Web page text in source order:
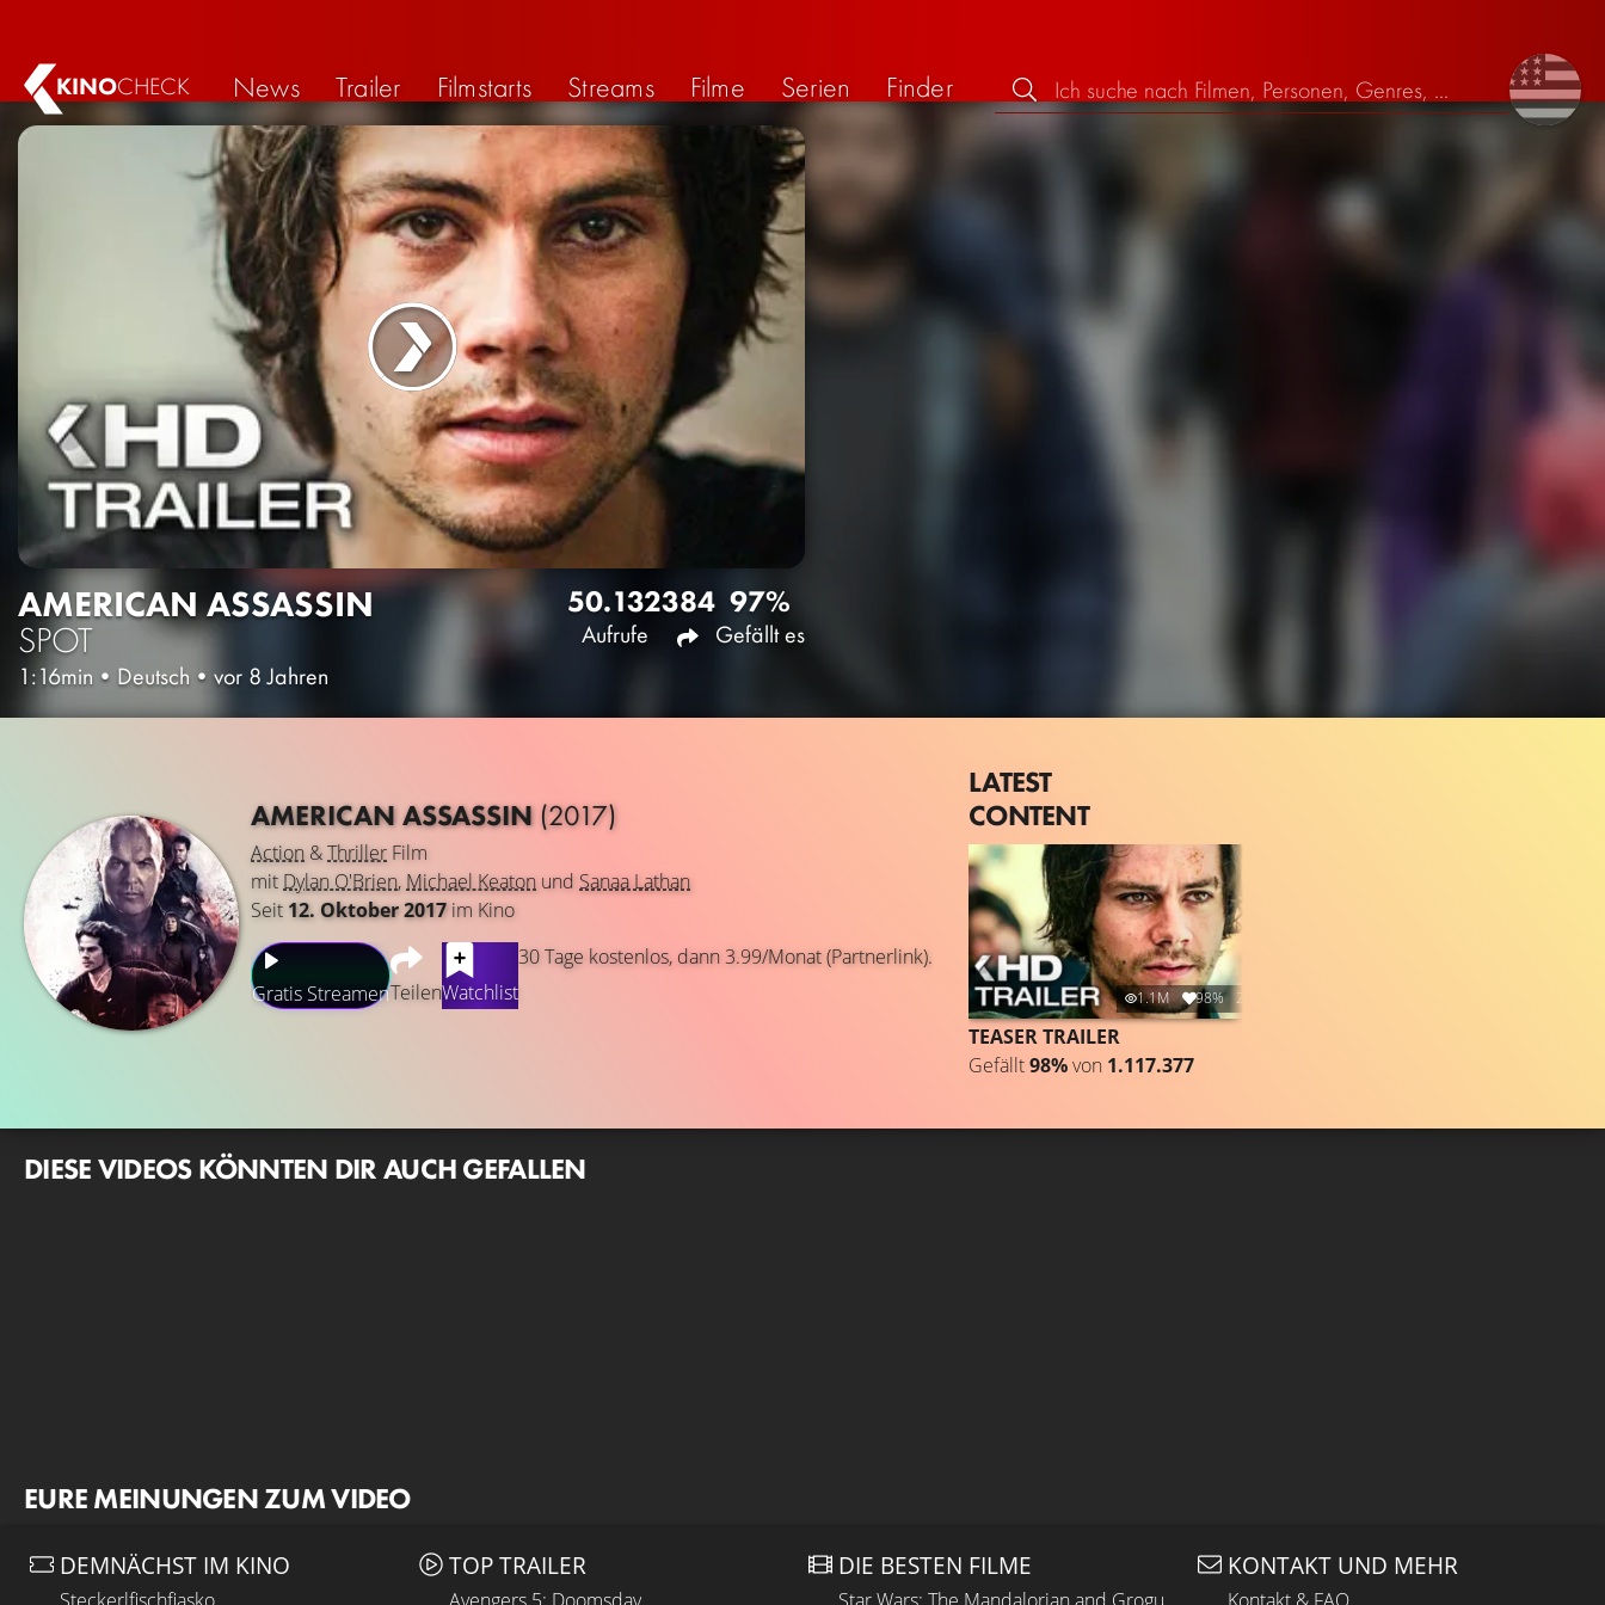
KINOCHECK News Trailer Filmstarts Streams Filme Serien Finder
AMERICAN ASSASSIN
SPOT
1:16min • Deutsch • vor 8 Jahren
50.132
Aufrufe
384 97%
Gefällt es
AMERICAN ASSASSIN(2017)
Action &Thriller Film
mit Dylan O'Brien, Michael Keaton und Sanaa Lathan
Seit 12. Oktober 2017im Kino
Gratis StreamenTeilenWatchlist
30 Tage kostenlos, dann 3.99/Monat (Partnerlink).
LATEST
CONTENT
1.1M 98% 2:47
TEASER TRAILER
Gefällt98%von 1.117.377
DIESE VIDEOS KÖNNTEN DIR AUCH GEFALLEN
EURE MEINUNGEN ZUM VIDEO
DEMNÄCHST IM KINO TOP TRAILER DIE BESTEN FILME KONTAKT UND MEHR